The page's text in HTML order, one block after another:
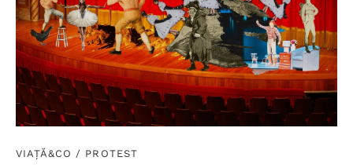
VIAȚĂ&CO / PROTEST